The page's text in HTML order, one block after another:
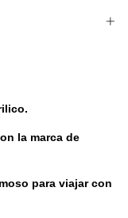
la marca de
para viajar con